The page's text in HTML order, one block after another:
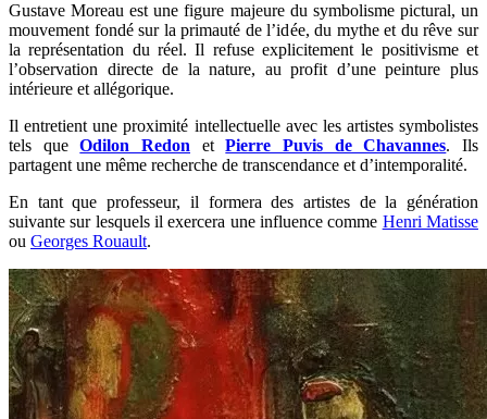
Gustave Moreau est une figure majeure du symbolisme pictural, un
mouvement fondé sur la primauté de l’idée, du mythe et du rêve sur
la représentation du réel. Il refuse explicitement le positivisme et
l’observation directe de la nature, au profit d’une peinture plus
intérieure et allégorique.
Il entretient une proximité intellectuelle avec les artistes symbolistes
tels queOdilon Redon etPierre Puvis de Chavannes. Ils
partagent une même recherche de transcendance et d’intemporalité.
En tant que professeur, il formera des artistes de la génération
suivante sur lesquels il exercera une influence comme Henri Matisse
ou Georges Rouault.